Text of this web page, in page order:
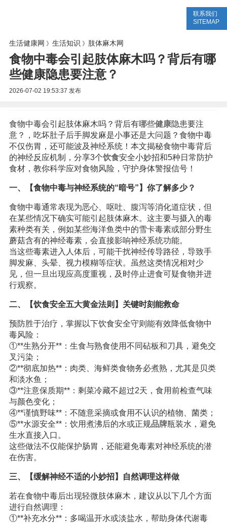
联系我们
SITEMAP
生活健康网 》 生活知识 》 肢体麻木网
食物中毒会引起肢体麻木吗？背后有哪
些健康隐患要注意？
2026-07-02 19:53:37 发布
食物中毒会引起肢体麻木吗？背后有哪些健康隐患要注
意？，吃坏肚子后手脚发麻是小事还是大问题？食物中毒
不仅伤胃，还可能波及神经系统！本文揭秘食物中毒背后
的神经反应机制，分享3个饮食安全小妙招和5种日常防护
食材，教你科学应对食物风险，守护身体警报信号！
一、【食物中毒与神经系统的“暗号”】你了解多少？
食物中毒通常表现为恶心、呕吐、腹泻等消化道症状，但
在某些情况下确实可能引起肢体麻木。这主要与摄入的毒
素种类有关，例如某些海洋鱼类中的雪卡毒素或部分野生
蘑菇含有的神经毒素，会直接影响神经系统功能。
当这些毒素进入人体后，可能干扰神经传导路径，导致手
脚发麻、头晕、视力模糊等症状。虽然这类情况相对少
见，但一旦出现应高度重视，及时停止进食可疑食物并进
行观察。
二、【饮食安全五大黄金法则】关键时刻能救命
预防胜于治疗，掌握以下饮食安全守则能有效降低食物中
毒风险：
①**生熟分开**：生食与熟食使用不同砧板和刀具，避免交
叉污染；
②**彻底加热**：肉类、海鲜类食物务必煮熟，尤其是贝类
和淡水鱼；
③**注意保质期**：剩菜冷藏不超过2天，食用前检查气味
与颜色变化；
④**谨慎野味**：不随意采摘或食用不认识的植物、菌类；
⑤**水源安全**：饮用煮沸后的水或正规品牌瓶装水，避免
生水直接入口。
这些做法不仅能保护肠胃，还能避免毒素对神经系统的潜
在伤害。
三、【缓解神经不适的小妙招】自然调理这样做
若在食物中毒后出现轻微肢体麻木，建议从以下几个方面
进行自然调理：
①**补充水分**：多喝温开水或淡盐水，帮助身体代谢毒